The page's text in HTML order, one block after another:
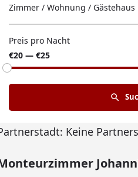
Zimmer / Wohnung / Gästehaus
Preis pro Nacht
€20 — €25
Keine